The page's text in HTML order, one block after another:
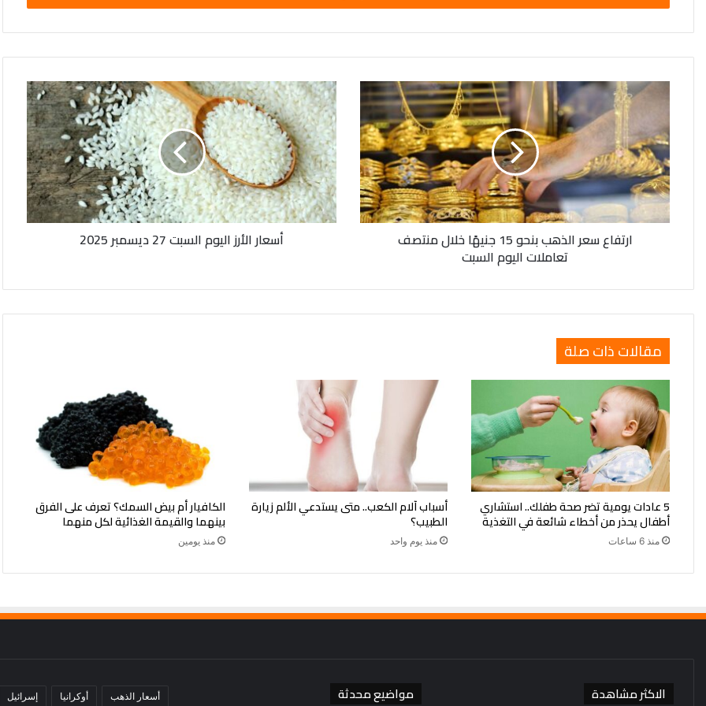
ارتفاع
بنحو
15
جنيهًا
خلال
منتصف
تعاملات
ارتفاع سعر الذهب بنحو 15 جنيهًا خلال منتصف
تعاملات اليوم السبت
أسعار
الأرز
اليوم
السبت
27
ديسمبر
2025
أسعار الأرز اليوم السبت 27 ديسمبر 2025
مقالات ذات صلة
5 عادات يومية تضر صحة طفلك.. استشاري
أطفال يحذر من أخطاء شائعة في التغذية
منذ 6 ساعات
أسباب آلام الكعب.. متى يستدعي الألم زيارة
الطبيب؟
منذ يوم واحد
الكافيار أم بيض السمك؟ تعرف على الفرق
بينهما والقيمة الغذائية لكل منهما
منذ يومين
الاكثر مشاهدة مواضيع محدثة أسعار الذهب أوكرانيا إسرائيل